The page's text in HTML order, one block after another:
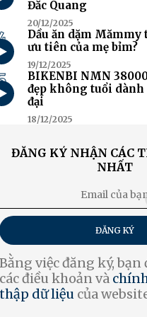
Đắc Quang
20/12/2025
Dầu ăn dặm
ưu tiên của mẹ bỉm?
19/12/2025
BIKENBI NMN
đẹp không tuổi
đại
18/12/2025
ĐĂNG KÝ NHẬN CÁC
NHẤT
ĐĂNG KÝ
Bằng việc đăng ký, bạn
các điều khoản và
thập dữ liệu của